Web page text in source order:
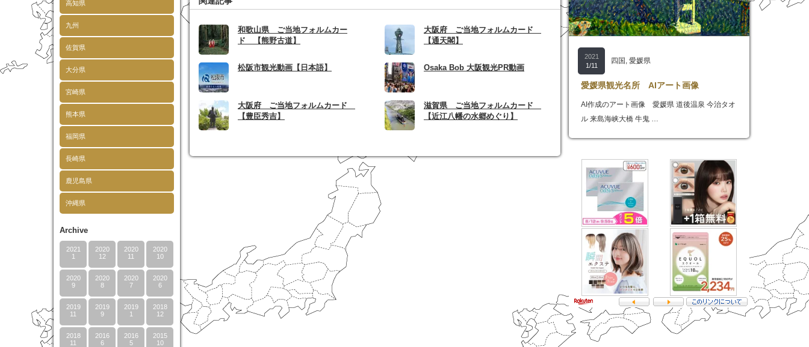
高知県
九州
佐賀県
大分県
宮崎県
熊本県
福岡県
長崎県
鹿児島県
沖縄県
Archive
2021
1
2020
12
2020
11
2020
10
2020
9
2020
8
2020
7
2020
6
2019
11
2019
9
2019
1
2018
12
2018
11
2016
6
2016
5
2015
10
和歌山県 ご当地フォルムカー
ド 【熊野古道】
大阪府 ご当地フォルムカード
【通天閣】
松阪市観光動画【日本語】 Osaka Bob 大阪観光PR動画
大阪府 ご当地フォルムカード
【豊臣秀吉】
滋賀県 ご当地フォルムカード
【近江八幡の水郷めぐり】
2021
1/11
四国 , 愛媛県
愛媛県観光名所 AIアート画像
AI作成のアート画像 愛媛県 道後温泉 今治タオ
ル 来島海峡大橋 牛鬼 …